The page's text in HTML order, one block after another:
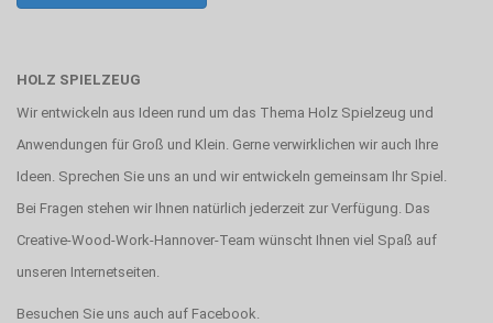
HOLZ SPIELZEUG
Wir entwickeln aus Ideen rund um das Thema Holz Spielzeug und
Anwendungen für Groß und Klein. Gerne verwirklichen wir auch Ihre
Ideen. Sprechen Sie uns an und wir entwickeln gemeinsam Ihr Spiel.
Bei Fragen stehen wir Ihnen natürlich jederzeit zur Verfügung. Das
Creative-Wood-Work-Hannover-Team wünscht Ihnen viel Spaß auf
unseren Internetseiten.
Besuchen Sie uns auch auf Facebook